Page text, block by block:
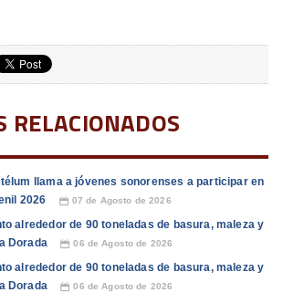
RELACIONADOS
llama a jóvenes sonorenses a participar en
2026
📅 07 de Agosto de 2026
alrededor de 90 toneladas de basura, maleza y
Dorada
📅 06 de Agosto de 2026
alrededor de 90 toneladas de basura, maleza y
Dorada
📅 06 de Agosto de 2026